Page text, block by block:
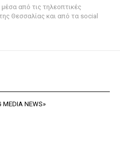
από τις τηλεοπτικές
Θεσσαλίας και από τα social
MEDIA NEWS»